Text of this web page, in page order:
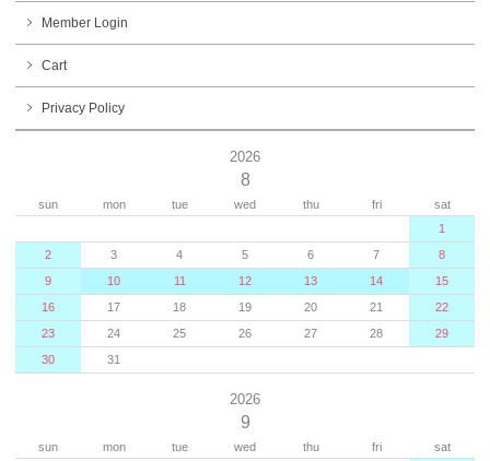
Member Login
Cart
Privacy Policy
2026
8
sun mon tue wed thu fri
sat
1
2
3 4 5 6 7
8
9
10 11 12 13 14
15
16
17 18 19 20 21
22
23
24 25 26 27 28
29
30
31
2026
9
sun mon tue wed thu fri sat